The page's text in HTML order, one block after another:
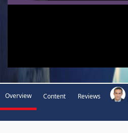
Overview Content Reviews